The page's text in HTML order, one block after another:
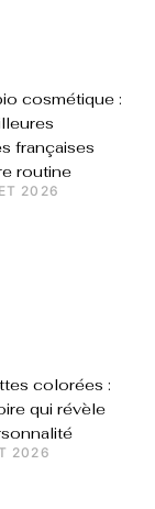
cosmétique :
françaises
routine
2026
colorées :
qui révèle
2026